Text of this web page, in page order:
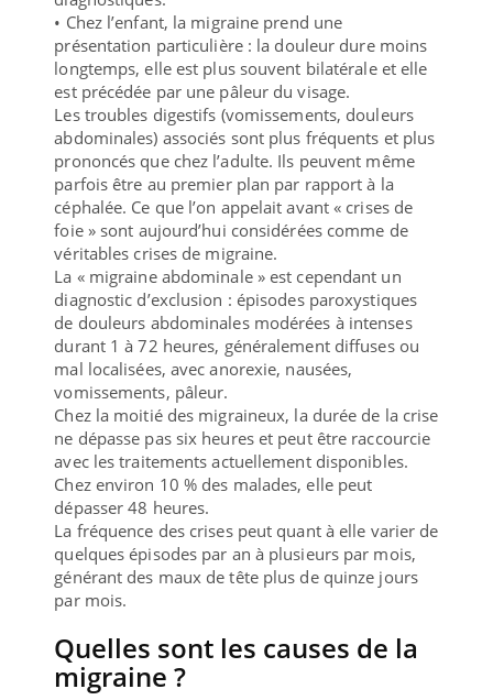
• Chez l’enfant, la migraine prend une
présentation particulière : la douleur dure moins
longtemps, elle est plus souvent bilatérale et elle
est précédée par une pâleur du visage.
Les troubles digestifs (vomissements, douleurs
abdominales) associés sont plus fréquents et plus
prononcés que chez l’adulte. Ils peuvent même
parfois être au premier plan par rapport à la
céphalée. Ce que l’on appelait avant « crises de
foie » sont aujourd’hui considérées comme de
véritables crises de migraine.
La « migraine abdominale » est cependant un
diagnostic d’exclusion : épisodes paroxystiques
de douleurs abdominales modérées à intenses
durant 1 à 72 heures, généralement diffuses ou
mal localisées, avec anorexie, nausées,
vomissements, pâleur.
Chez la moitié des migraineux, la durée de la crise
ne dépasse pas six heures et peut être raccourcie
avec les traitements actuellement disponibles.
Chez environ 10 % des malades, elle peut
dépasser 48 heures.
La fréquence des crises peut quant à elle varier de
quelques épisodes par an à plusieurs par mois,
générant des maux de tête plus de quinze jours
par mois.
Quelles sont les causes de la
migraine ?